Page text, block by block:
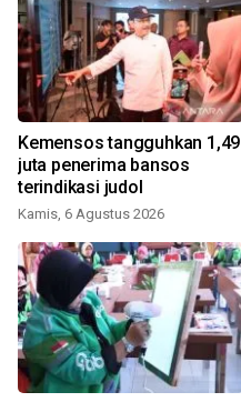
Kemensos tangguhkan 1,49
juta penerima bansos
terindikasi judol
Kamis, 6 Agustus 2026